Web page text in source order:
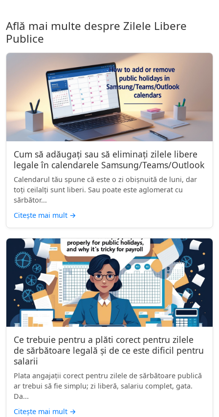
Află mai multe despre Zilele Libere
Publice
Cum să adăugați sau să eliminați zilele libere
legale în calendarele Samsung/Teams/Outlook
Calendarul tău spune că este o zi obișnuită de luni, dar
toți ceilalți sunt liberi. Sau poate este aglomerat cu
sărbător...
Citește mai mult →
Ce trebuie pentru a plăti corect pentru zilele
de sărbătoare legală și de ce este dificil pentru
salarii
Plata angajații corect pentru zilele de sărbătoare publică
ar trebui să fie simplu; zi liberă, salariu complet, gata.
Da...
Citește mai mult →